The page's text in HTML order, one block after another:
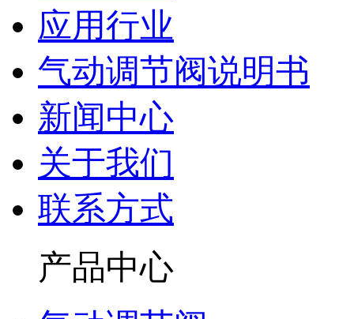
应用行业
气动调节阀说明书
新闻中心
关于我们
联系方式
产品中心